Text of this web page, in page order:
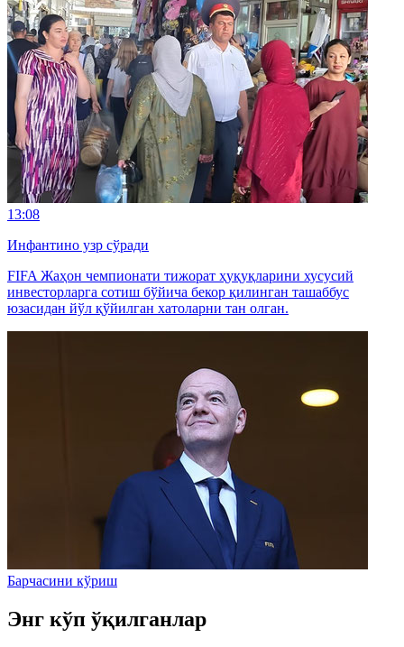
13:08
Инфантино узр сўради
FIFA Жаҳон чемпионати тижорат ҳуқуқларини хусусий
инвесторларга сотиш бўйича бекор қилинган ташаббус
юзасидан йўл қўйилган хатоларни тан олган.
Барчасини кўриш
Энг кўп ўқилганлар